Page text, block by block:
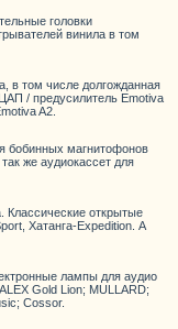
головки
винила в том
в том числе долгожданная
/ предусилитель Emotiva
A2.
бобинных магнитофонов
же аудиокассет для
Классические открытые
Хатанга-Expedition. А
лампы для аудио
Gold Lion; MULLARD;
Cossor.